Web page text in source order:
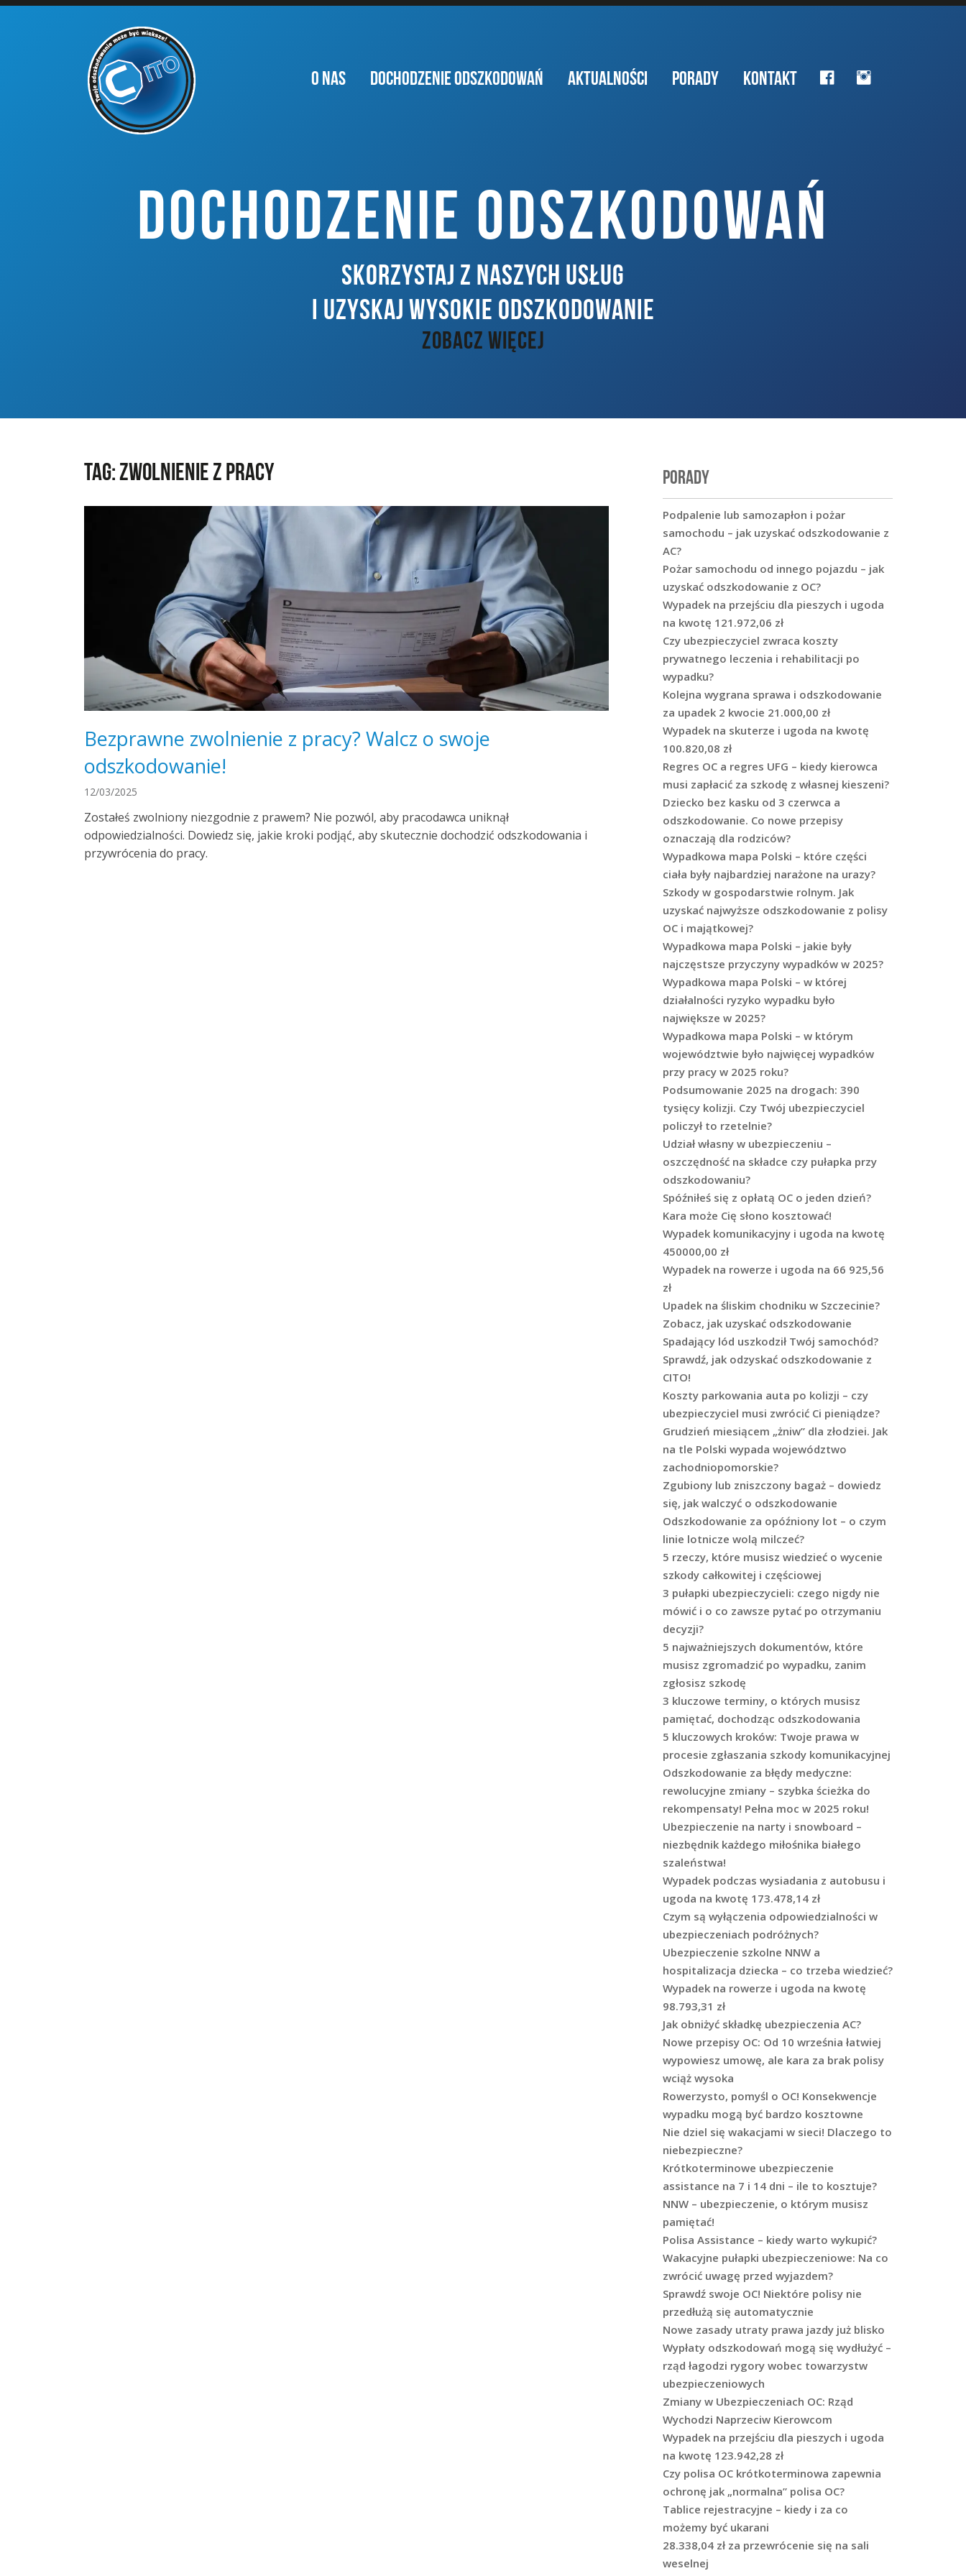
O NAS DOCHODZENIE ODSZKODOWAŃ AKTUALNOŚCI PORADY KONTAKT
DOCHODZENIE ODSZKODOWAŃ
SKORZYSTAJ Z NASZYCH USŁUG
I UZYSKAJ WYSOKIE ODSZKODOWANIE
ZOBACZ WIĘCEJ
Tag:zwolnienie z pracy
Bezprawne zwolnienie z pracy? Walcz o swoje
odszkodowanie!
12/03/2025
Zostałeś zwolniony niezgodnie z prawem? Nie pozwól, aby pracodawca uniknął
odpowiedzialności. Dowiedz się, jakie kroki podjąć, aby skutecznie dochodzić odszkodowania i
przywrócenia do pracy.
PORADY
Podpalenie lub samozapłon i pożar
samochodu – jak uzyskać odszkodowanie z
AC?
Pożar samochodu od innego pojazdu – jak
uzyskać odszkodowanie z OC?
Wypadek na przejściu dla pieszych i ugoda
na kwotę 121.972,06 zł
Czy ubezpieczyciel zwraca koszty
prywatnego leczenia i rehabilitacji po
wypadku?
Kolejna wygrana sprawa i odszkodowanie
za upadek 2 kwocie 21.000,00 zł
Wypadek na skuterze i ugoda na kwotę
100.820,08 zł
Regres OC a regres UFG – kiedy kierowca
musi zapłacić za szkodę z własnej kieszeni?
Dziecko bez kasku od 3 czerwca a
odszkodowanie. Co nowe przepisy
oznaczają dla rodziców?
Wypadkowa mapa Polski – które części
ciała były najbardziej narażone na urazy?
Szkody w gospodarstwie rolnym. Jak
uzyskać najwyższe odszkodowanie z polisy
OC i majątkowej?
Wypadkowa mapa Polski – jakie były
najczęstsze przyczyny wypadków w 2025?
Wypadkowa mapa Polski – w której
działalności ryzyko wypadku było
największe w 2025?
Wypadkowa mapa Polski – w którym
województwie było najwięcej wypadków
przy pracy w 2025 roku?
Podsumowanie 2025 na drogach: 390
tysięcy kolizji. Czy Twój ubezpieczyciel
policzył to rzetelnie?
Udział własny w ubezpieczeniu –
oszczędność na składce czy pułapka przy
odszkodowaniu?
Spóźniłeś się z opłatą OC o jeden dzień?
Kara może Cię słono kosztować!
Wypadek komunikacyjny i ugoda na kwotę
450000,00 zł
Wypadek na rowerze i ugoda na 66 925,56
zł
Upadek na śliskim chodniku w Szczecinie?
Zobacz, jak uzyskać odszkodowanie
Spadający lód uszkodził Twój samochód?
Sprawdź, jak odzyskać odszkodowanie z
CITO!
Koszty parkowania auta po kolizji – czy
ubezpieczyciel musi zwrócić Ci pieniądze?
Grudzień miesiącem „żniw” dla złodziei. Jak
na tle Polski wypada województwo
zachodniopomorskie?
Zgubiony lub zniszczony bagaż – dowiedz
się, jak walczyć o odszkodowanie
Odszkodowanie za opóźniony lot – o czym
linie lotnicze wolą milczeć?
5 rzeczy, które musisz wiedzieć o wycenie
szkody całkowitej i częściowej
3 pułapki ubezpieczycieli: czego nigdy nie
mówić i o co zawsze pytać po otrzymaniu
decyzji?
5 najważniejszych dokumentów, które
musisz zgromadzić po wypadku, zanim
zgłosisz szkodę
3 kluczowe terminy, o których musisz
pamiętać, dochodząc odszkodowania
5 kluczowych kroków: Twoje prawa w
procesie zgłaszania szkody komunikacyjnej
Odszkodowanie za błędy medyczne:
rewolucyjne zmiany – szybka ścieżka do
rekompensaty! Pełna moc w 2025 roku!
Ubezpieczenie na narty i snowboard –
niezbędnik każdego miłośnika białego
szaleństwa!
Wypadek podczas wysiadania z autobusu i
ugoda na kwotę 173.478,14 zł
Czym są wyłączenia odpowiedzialności w
ubezpieczeniach podróżnych?
Ubezpieczenie szkolne NNW a
hospitalizacja dziecka – co trzeba wiedzieć?
Wypadek na rowerze i ugoda na kwotę
98.793,31 zł
Jak obniżyć składkę ubezpieczenia AC?
Nowe przepisy OC: Od 10 września łatwiej
wypowiesz umowę, ale kara za brak polisy
wciąż wysoka
Rowerzysto, pomyśl o OC! Konsekwencje
wypadku mogą być bardzo kosztowne
Nie dziel się wakacjami w sieci! Dlaczego to
niebezpieczne?
Krótkoterminowe ubezpieczenie
assistance na 7 i 14 dni – ile to kosztuje?
NNW – ubezpieczenie, o którym musisz
pamiętać!
Polisa Assistance – kiedy warto wykupić?
Wakacyjne pułapki ubezpieczeniowe: Na co
zwrócić uwagę przed wyjazdem?
Sprawdź swoje OC! Niektóre polisy nie
przedłużą się automatycznie
Nowe zasady utraty prawa jazdy już blisko
Wypłaty odszkodowań mogą się wydłużyć –
rząd łagodzi rygory wobec towarzystw
ubezpieczeniowych
Zmiany w Ubezpieczeniach OC: Rząd
Wychodzi Naprzeciw Kierowcom
Wypadek na przejściu dla pieszych i ugoda
na kwotę 123.942,28 zł
Czy polisa OC krótkoterminowa zapewnia
ochronę jak „normalna” polisa OC?
Tablice rejestracyjne – kiedy i za co
możemy być ukarani
28.338,04 zł za przewrócenie się na sali
weselnej